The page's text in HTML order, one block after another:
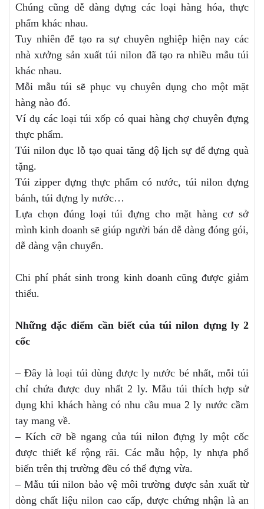
Chúng cũng dễ dàng đựng các loại hàng hóa, thực
phẩm khác nhau.
Tuy nhiên để tạo ra sự chuyên nghiệp hiện nay các
nhà xưởng sản xuất túi nilon đã tạo ra nhiều mẫu túi
khác nhau.
Mỗi mẫu túi sẽ phục vụ chuyên dụng cho một mặt
hàng nào đó.
Ví dụ các loại túi xốp có quai hàng chợ chuyên đựng
thực phẩm.
Túi nilon đục lỗ tạo quai tăng độ lịch sự để đựng quà
tặng.
Túi zipper đựng thực phẩm có nước, túi nilon đựng
bánh, túi đựng ly nước…
Lựa chọn đúng loại túi đựng cho mặt hàng cơ sở
mình kinh doanh sẽ giúp người bán dễ dàng đóng gói,
dễ dàng vận chuyển.
Chi phí phát sinh trong kinh doanh cũng được giảm
thiểu.
Những đặc điểm cần biết của túi nilon đựng ly 2
cốc
– Đây là loại túi dùng được ly nước bé nhất, mỗi túi
chỉ chứa được duy nhất 2 ly. Mẫu túi thích hợp sử
dụng khi khách hàng có nhu cầu mua 2 ly nước cầm
tay mang về.
– Kích cỡ bề ngang của túi nilon đựng ly một cốc
được thiết kế rộng rãi. Các mẫu hộp, ly nhựa phổ
biến trên thị trường đều có thể đựng vừa.
– Mẫu túi nilon bảo vệ môi trường được sản xuất từ
dòng chất liệu nilon cao cấp, được chứng nhận là an